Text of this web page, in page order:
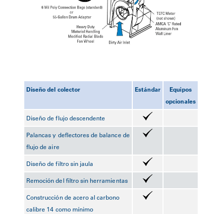
Diseño del colector Estándar
Equipos
opcionales
Diseño de flujo descendente
Palancas y deflectores de balance de
flujo de aire
Diseño de filtro sin jaula
Remoción del filtro sin herramientas
Construcción de acero al carbono
calibre 14 como mínimo